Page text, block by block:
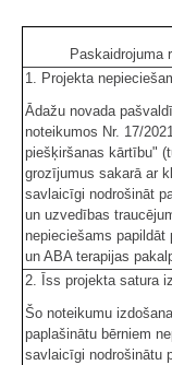
Paskaidrojuma
1. Projekta
Ādažu novada
noteikumos Nr. 17/
piešķiršanas kārtību"
grozījumus sakarā ar
savlaicīgi nodrošināt
un uzvedības
nepieciešams
un ABA terapijas
2. Īss projekta satura
Šo noteikumu
paplašinātu bērniem
savlaicīgi nodrošinātu